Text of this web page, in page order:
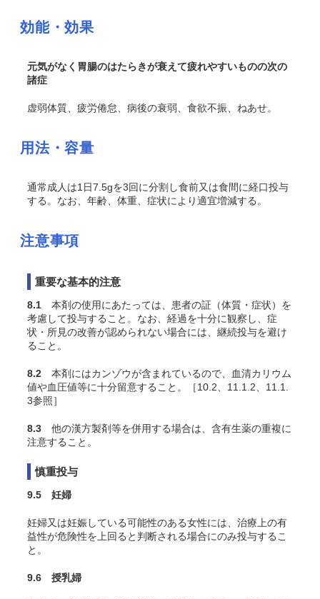
効能・効果
元気がなく胃腸のはたらきが衰えて疲れやすいものの次の
諸症
虚弱体質、疲労倦怠、病後の衰弱、食欲不振、ねあせ。
用法・容量
通常成人は1日7.5gを3回に分割し食前又は食間に経口投与
する。なお、年齢、体重、症状により適宜増減する。
注意事項
重要な基本的注意
8.1 本剤の使用にあたっては、患者の証（体質・症状）を
考慮して投与すること。なお、経過を十分に観察し、症
状・所見の改善が認められない場合には、継続投与を避け
ること。
8.2 本剤にはカンゾウが含まれているので、血清カリウム
値や血圧値等に十分留意すること。［10.2、11.1.2、11.1.
3参照］
8.3 他の漢方製剤等を併用する場合は、含有生薬の重複に
注意すること。
慎重投与
9.5 妊婦
妊婦又は妊娠している可能性のある女性には、治療上の有
益性が危険性を上回ると判断される場合にのみ投与するこ
と。
9.6 授乳婦